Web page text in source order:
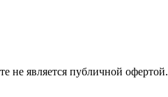
не является публичной офертой.